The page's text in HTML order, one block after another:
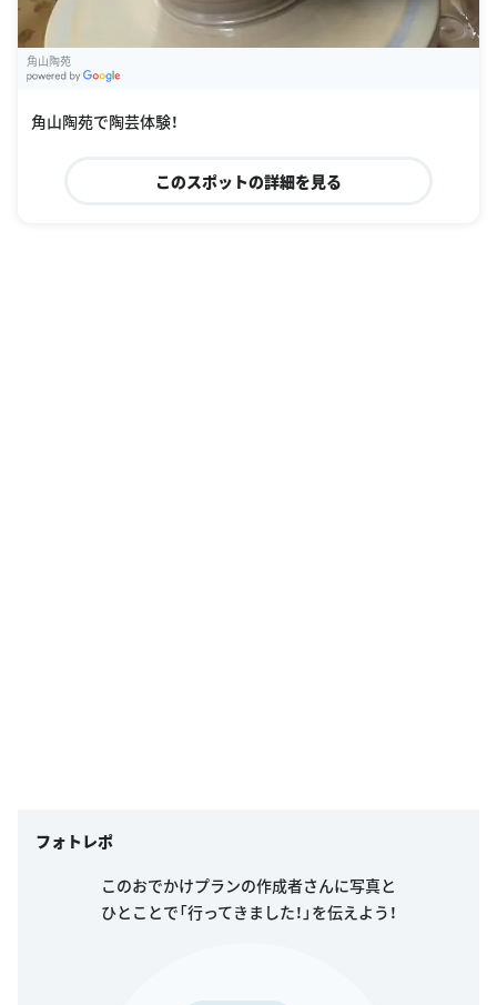
角山陶苑
角山陶苑で陶芸体験！
このスポットの詳細を見る
フォトレポ
このおでかけプランの作成者さんに写真と
ひとことで「行ってきました！」を伝えよう！